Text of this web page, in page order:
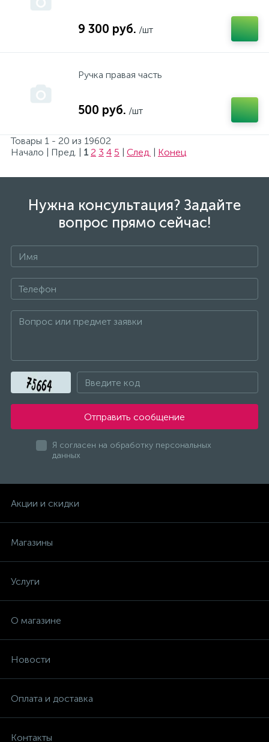
9 300 руб. /шт
Ручка правая часть
500 руб. /шт
Товары 1 - 20 из 19602
Начало | Пред. | 1 2 3 4 5 | След. | Конец
Нужна консультация? Задайте
вопрос прямо сейчас!
Отправить сообщение
Я согласен на обработку персональных
данных
Акции и скидки
Магазины
Услуги
О магазине
Новости
Оплата и доставка
Контакты
Стабилизаторы
Термекс-сервис
Тимберк
Трансформаторы и полуавтоматы
ФЕЛИСАТТИ
ЭВАН
Элара
Электроальянс
Юниссо